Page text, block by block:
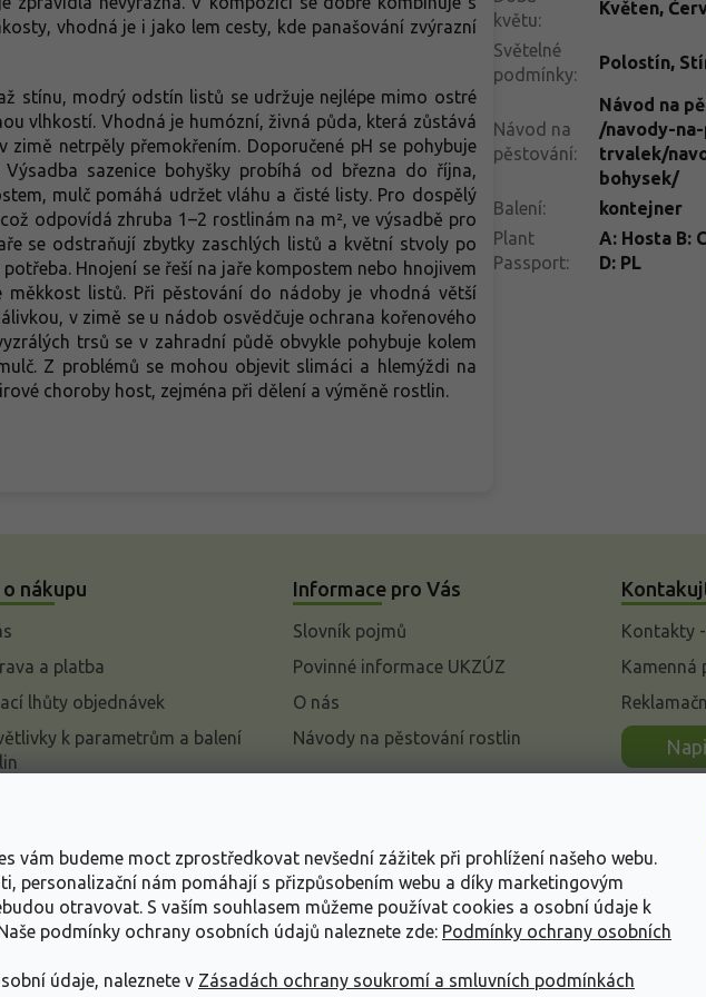
vám budeme moct zprostředkovat nevšední zážitek při prohlížení našeho webu.
personalizační nám pomáhají s přizpůsobením webu a díky marketingovým
otravovat. S vaším souhlasem můžeme používat cookies a osobní údaje k
podmínky ochrany osobních údajů naleznete zde: Podmínky ochrany osobních
údaje, naleznete v Zásadách ochrany soukromí a smluvních podmínkách
vhodná je i jako lem cesty, kde panašování zvýrazní
stínu, modrý odstín listů se udržuje nejlépe mimo ostré
vlhkostí. Vhodná je humózní, živná půda, která zůstává
netrpěly přemokřením. Doporučené pH se pohybuje
sazenice bohyšky probíhá od března do října,
mulč pomáhá udržet vláhu a čisté listy. Pro dospělý
odpovídá zhruba 1–2 rostlinám na m², ve výsadbě pro
se odstraňují zbytky zaschlých listů a květní stvoly po
Hnojení se řeší na jaře kompostem nebo hnojivem
měkkost listů. Při pěstování do nádoby je vhodná větší
v zimě se u nádob osvědčuje ochrana kořenového
trsů se v zahradní půdě obvykle pohybuje kolem
Z problémů se mohou objevit slimáci a hlemýždi na
choroby host, zejména při dělení a výměně rostlin.
květu:
Květen,
Světelné
podmínky:
Polostín,
Návod na
pěstování:
Návod na
/navody-
trvalek/
bohysek/
Balení:
kontejner
Plant
Passport:
A: Hosta B:
D: PL
o nákupu
a platba
lhůty objednávek
k parametrům a balení
o ochraně osobních
podmínky
Informace pro Vás
Slovník pojmů
Povinné informace UKZÚZ
O nás
Návody na pěstování rostlin
Kontakty
Kamenná